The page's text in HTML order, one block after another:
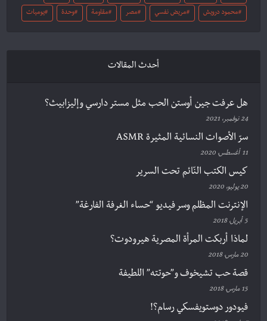
محمود درويش مريض نفسي مصر مقاومة وحدة يوميات
أحدث المقالات
هل عرفت جين أوستن الحب مثل مستر دارسي وإليزابيث؟
24 نوفمبر، 2021
سرّ الأصوات النسائية المثيرة ASMR
11 أغسطس، 2020
كيس الكتب النّائم تحت السرير
20 يوليو، 2020
الإنترنت المظلم وسر فيديو “حساء الغرفة الفارغة”
5 أبريل، 2018
لماذا أربكت المرأة المصرية هيرودوت؟
20 مارس، 2018
قصة حب تشيخوف و”حوتته” اللطيفة
15 مارس، 2018
فيودور دوستويفسكي رسام؟!